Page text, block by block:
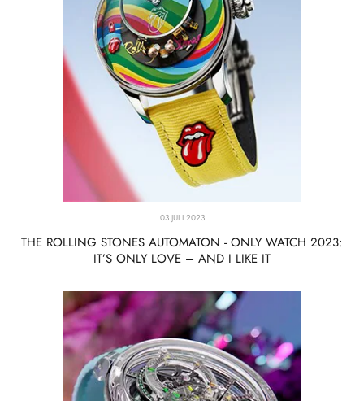
03 JULI 2023
THE ROLLING STONES AUTOMATON - ONLY WATCH 2023:
IT’S ONLY LOVE – AND I LIKE IT